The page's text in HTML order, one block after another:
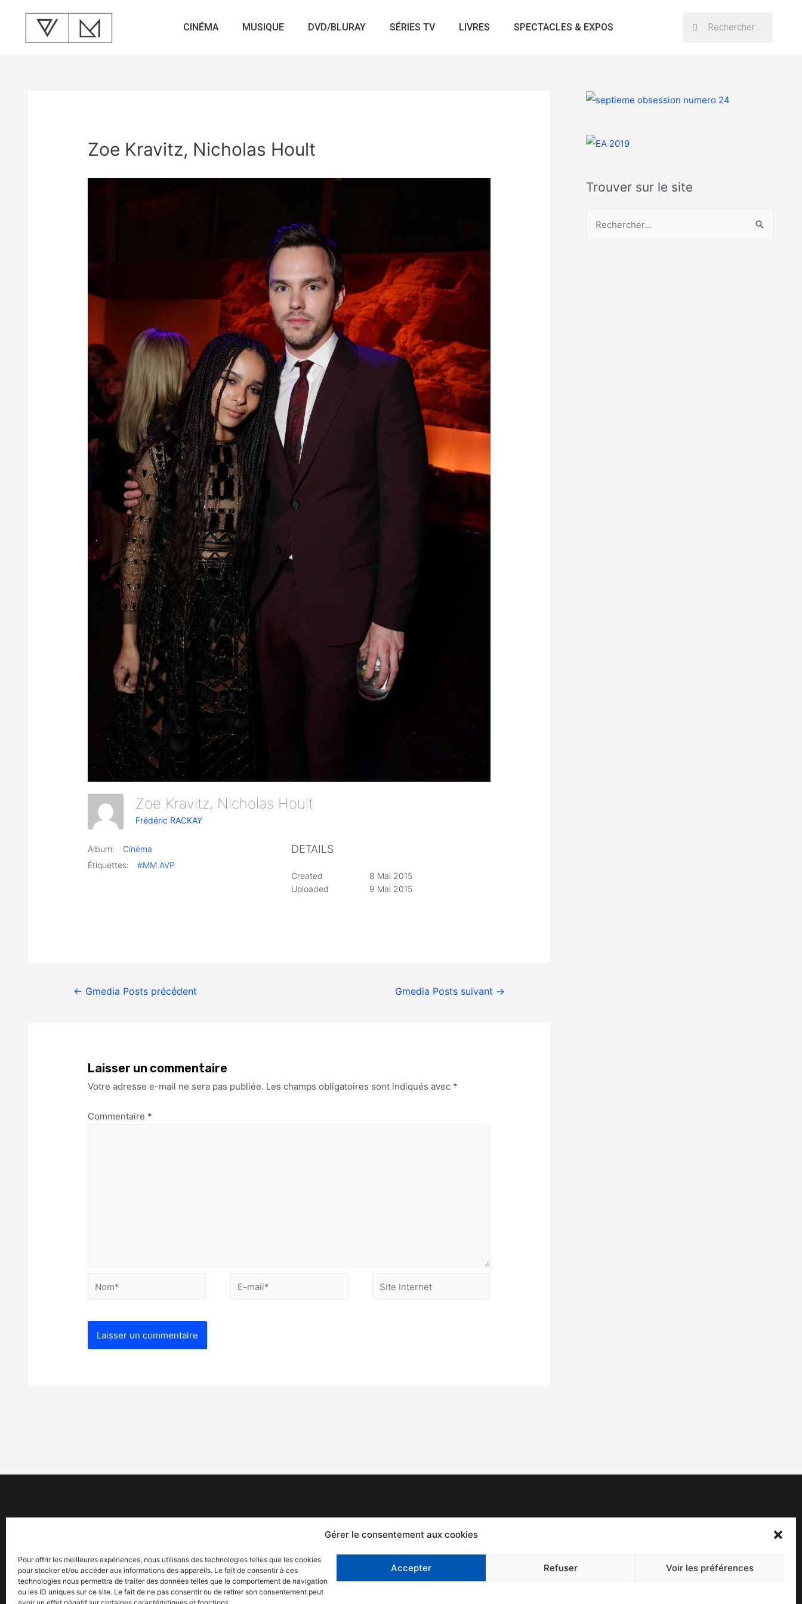
Gérer le consentement aux cookies
Pour offrir les meilleures expériences, nous utilisons des technologies telles que les cookies
pour stocker et/ou accéder aux informations des appareils. Le fait de consentir à ces
technologies nous permettra de traiter des données telles que le comportement de navigation
ou les ID uniques sur ce site. Le fait de ne pas consentir ou de retirer son consentement peut
Accepter Refuser Voir les préférences
CINÉMA MUSIQUE DVD/BLURAY SÉRIES TV LIVRES SPECTACLES & EXPOS
Zoe Kravitz, Nicholas Hoult
Zoe Kravitz, Nicholas Hoult
Frédéric RACKAY
Album:
Cinéma
Étiquettes:
#MM AVP
DETAILS
Created
8 Mai 2015
Uploaded
9 Mai 2015
← Gmedia Posts précédent Gmedia Posts suivant →
Laisser un commentaire
Votre adresse e-mail ne sera pas publiée. Les champs obligatoires sont indiqués avec *
Commentaire *
Trouver sur le site
Mentions légales
Politique de confidentialité